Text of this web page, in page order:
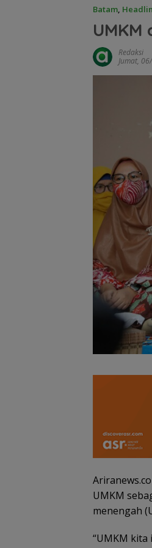
Batam,
Redaksi
Jumat,
UMKM
menengah
“UMKM
PKP Expo di
Batam Mall
Double
Berkali-kali